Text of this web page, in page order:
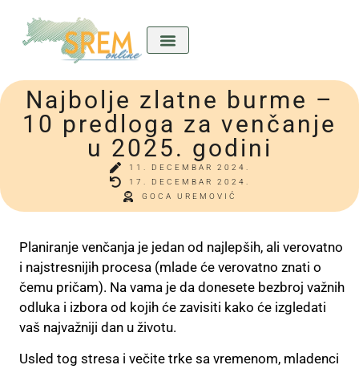
Najbolje zlatne burme –
10 predloga za venčanje
u 2025. godini
11. DECEMBAR 2024.
17. DECEMBAR 2024.
GOCA UREMOVIĆ
Planiranje venčanja je jedan od najlepših, ali verovatno
i najstresnijih procesa (mlade će verovatno znati o
čemu pričam). Na vama je da donesete bezbroj važnih
odluka i izbora od kojih će zavisiti kako će izgledati
vaš najvažniji dan u životu.
Usled tog stresa i večite trke sa vremenom, mladenci